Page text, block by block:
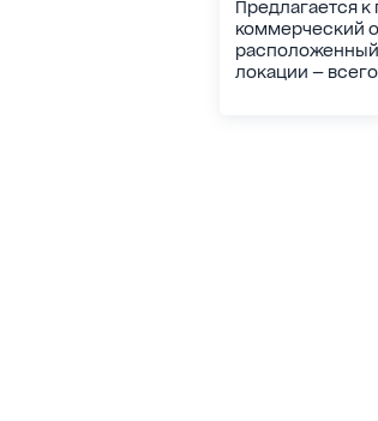
Предлагается
коммерческий
расположенный
локации —